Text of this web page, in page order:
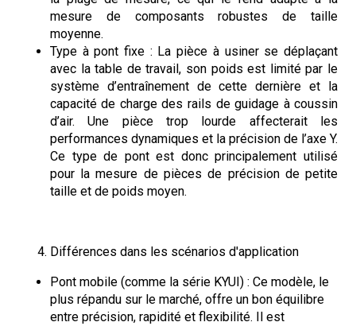
mesure de composants robustes de taille
moyenne.
Type à pont fixe : La pièce à usiner se déplaçant
avec la table de travail, son poids est limité par le
système d’entraînement de cette dernière et la
capacité de charge des rails de guidage à coussin
d’air. Une pièce trop lourde affecterait les
performances dynamiques et la précision de l’axe Y.
Ce type de pont est donc principalement utilisé
pour la mesure de pièces de précision de petite
taille et de poids moyen.
Différences dans les scénarios d'application
Pont mobile (comme la série KYUI) : Ce modèle, le
plus répandu sur le marché, offre un bon équilibre
entre précision, rapidité et flexibilité. Il est